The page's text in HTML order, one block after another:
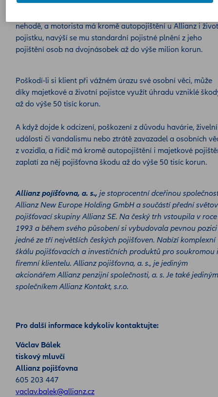
nehodě, a motorista má kromě autopojištění u Allianz i
pojistku, navýší se mu standardní pojistné plnění z jeho
pojištění osob na dvojnásobek až do výše milion korun.
Poškodí-li si klient při vážném úrazu své osobní věci, může
díky majetkové a životní pojistce využít úhradu vzniklé
až do výše 50 tisíc korun.
A když dojde k odcizení, poškození z důvodu havárie, živelní
události či vandalismu nebo ztrátě zavazadel a osobních
z vozidla, a řidič má kromě autopojištění i majetkové
zaplatí za něj pojišťovna škodu až do výše 50 tisíc korun.
Allianz pojišťovna, a. s., je stoprocentní dceřinou
Allianz New Europe Holding GmbH a součástí přední
pojišťovací skupiny Allianz SE. Na český trh vstoupila v roce
1993 a během svého působení si vybudovala pevnou pozici
jedné ze tří největších českých pojišťoven. Nabízí komplexní
škálu pojišťovacích a investičních produktů pro soukromou i
firemní klientelu. Allianz pojišťovna, a. s., je jediným
akcionářem Allianz penzijní společnosti, a. s. Je také jediným
společníkem Allianz Kontakt, s.r.o.
Pro další informace kdykoliv kontaktujte:
Václav Bálek
tiskový mluvčí
Allianz pojišťovna
605 203 447
vaclav.balek@allianz.cz